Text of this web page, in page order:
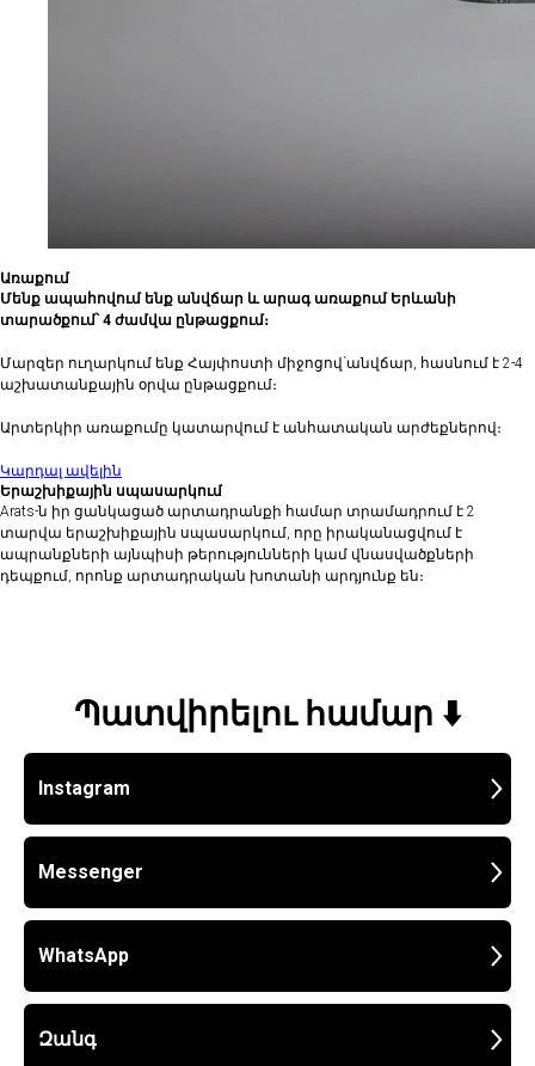
Առաքում
Մենք ապահովում ենք անվճար և արագ առաքում Երևանի
տարածքում՝ 4 ժամվա ընթացքում։
Մարզեր ուղարկում ենք Հայփոստի միջոցով`անվճար, հասնում է 2-4
աշխատանքային օրվա ընթացքում։
Արտերկիր առաքումը կատարվում է անհատական արժեքներով։
Կարդալ ավելին
Երաշխիքային սպասարկում
Arats-ն իր ցանկացած արտադրանքի համար տրամադրում է 2
տարվա երաշխիքային սպասարկում, որը իրականացվում է
ապրանքների այնպիսի թերությունների կամ վնասվածքների
դեպքում, որոնք արտադրական խոտանի արդյունք են։
Պատվիրելու համար ⬇️
Instagram
Messenger
WhatsApp
Զանգ